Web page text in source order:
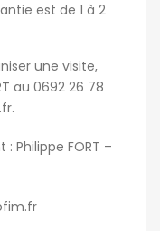
est de 1 à 2
une visite,
au 0692 26 78
.
Philippe FORT –